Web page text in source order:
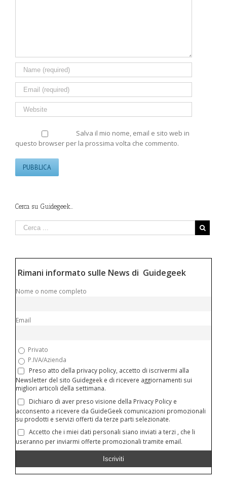
Salva il mio nome, email e sito web in
questo browser per la prossima volta che commento.
Cerca su Guidegeek…
Rimani informato sulle News di Guidegeek
Nome o nome completo
Email
Privato
P.IVA/Azienda
Preso atto della privacy policy, accetto di iscrivermi alla
Newsletter del sito Guidegeek e di ricevere aggiornamenti sui
migliori articoli della settimana.
Dichiaro di aver preso visione della Privacy Policy e
acconsento a ricevere da GuideGeek comunicazioni promozionali
su prodotti e servizi offerti da terze parti selezionate.
Accetto che i miei dati personali siano inviati a terzi , che li
useranno per inviarmi offerte promozionali tramite email.